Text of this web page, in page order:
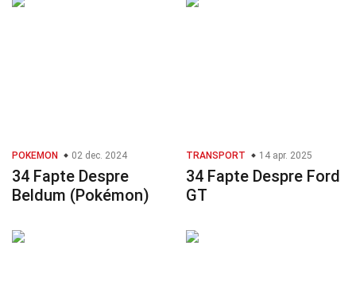
POKEMON 02 dec. 2024
34 Fapte Despre
Beldum (Pokémon)
TRANSPORT 14 apr. 2025
34 Fapte Despre Ford
GT